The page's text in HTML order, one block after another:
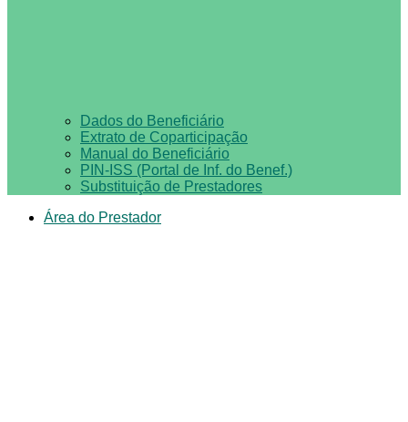
Dados do Beneficiário
Extrato de Coparticipação
Manual do Beneficiário
PIN-ISS (Portal de Inf. do Benef.)
Substituição de Prestadores
Área do Prestador